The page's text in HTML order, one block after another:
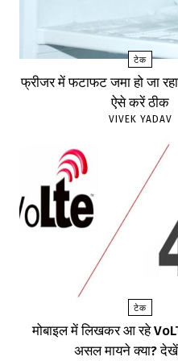
टेक
फ्रीजर में फटाफट जमा हो जा
ऐसे करें ठीक
VIVEK YADAV
टेक
मोबाइल में लिखकर आ रहे
असल मायने क्या?